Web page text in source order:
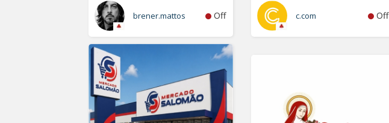
brener.mattos Off c.com Off